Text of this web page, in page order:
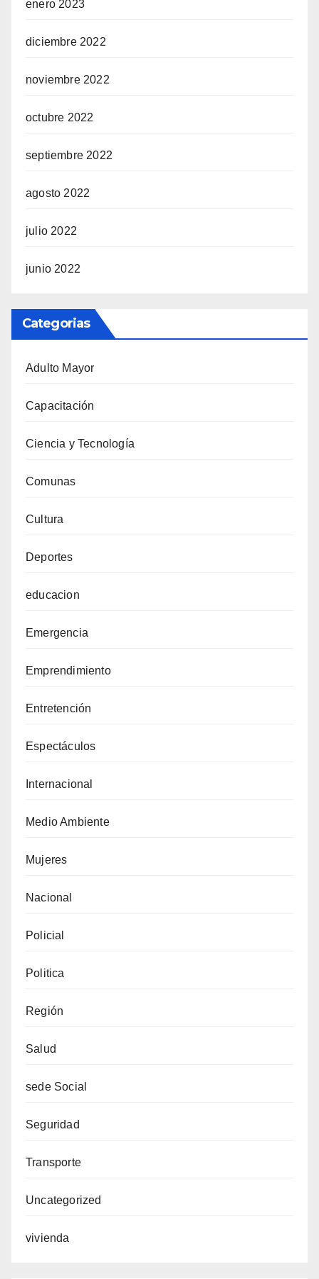
enero 2023
diciembre 2022
noviembre 2022
octubre 2022
septiembre 2022
agosto 2022
julio 2022
junio 2022
Categorias
Adulto Mayor
Capacitación
Ciencia y Tecnología
Comunas
Cultura
Deportes
educacion
Emergencia
Emprendimiento
Entretención
Espectáculos
Internacional
Medio Ambiente
Mujeres
Nacional
Policial
Politica
Región
Salud
sede Social
Seguridad
Transporte
Uncategorized
vivienda